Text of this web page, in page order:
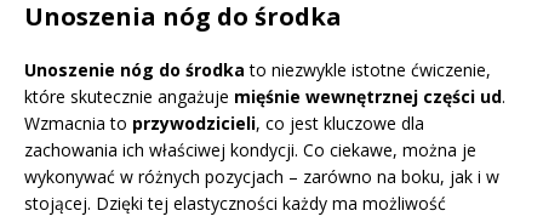
Unoszenia nóg do środka
Unoszenie nóg do środka to niezwykle istotne ćwiczenie,
które skutecznie angażuje mięśnie wewnętrznej części ud.
Wzmacnia to przywodzicieli, co jest kluczowe dla
zachowania ich właściwej kondycji. Co ciekawe, można je
wykonywać w różnych pozycjach – zarówno na boku, jak i w
stojącej. Dzięki tej elastyczności każdy ma możliwość